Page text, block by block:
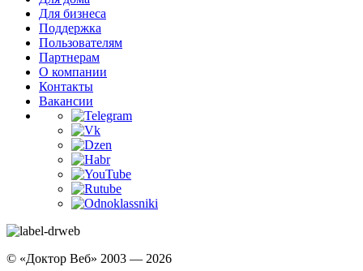
Для бизнеса
Поддержка
Пользователям
Партнерам
О компании
Контакты
Вакансии
© «Доктор Веб» 2003 — 2026